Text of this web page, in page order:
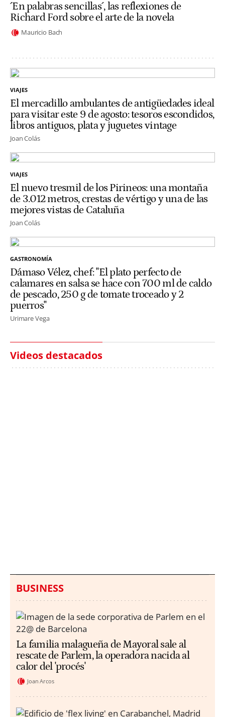
´En palabras sencillas´, las reflexiones de
Richard Ford sobre el arte de la novela
Mauricio Bach
VIAJES
El mercadillo ambulantes de antigüedades ideal
para visitar este 9 de agosto: tesoros escondidos,
libros antiguos, plata y juguetes vintage
Joan Colás
VIAJES
El nuevo tresmil de los Pirineos: una montaña
de 3.012 metros, crestas de vértigo y una de las
mejores vistas de Cataluña
Joan Colás
GASTRONOMÍA
Dámaso Vélez, chef: "El plato perfecto de
calamares en salsa se hace con 700 ml de caldo
de pescado, 250 g de tomate troceado y 2
puerros"
Urimare Vega
Videos destacados
BUSINESS
La familia malagueña de Mayoral sale al
rescate de Parlem, la operadora nacida al
calor del 'procés'
Joan Arcos